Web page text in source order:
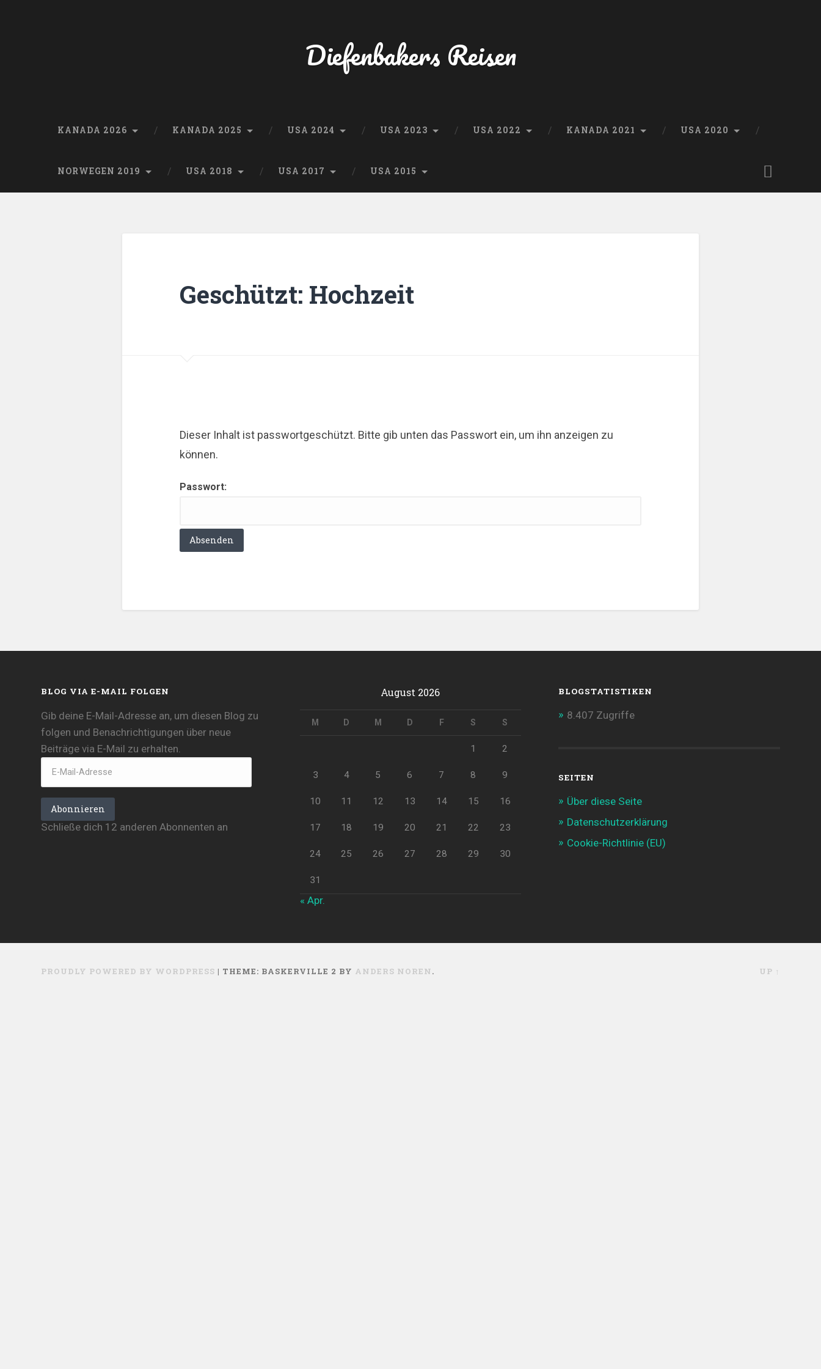
Diefenbakers Reisen
KANADA 2026 KANADA 2025 USA 2024 USA 2023 USA 2022 KANADA 2021 USA 2020
NORWEGEN 2019 USA 2018 USA 2017 USA 2015
Geschützt: Hochzeit
Dieser Inhalt ist passwortgeschützt. Bitte gib unten das Passwort ein, um ihn anzeigen zu
können.
Passwort:
BLOG VIA E-MAIL FOLGEN
Gib deine E-Mail-Adresse an, um diesen Blog zu
folgen und Benachrichtigungen über neue
Beiträge via E-Mail zu erhalten.
E-
Mail-
Abonnieren
Schließe dich 12 anderen Abonnenten an
August 2026
M D M D F S S
1 2
3 4 5 6 7 8 9
10 11 12 13 14 15 16
17 18 19 20 21 22 23
24 25 26 27 28 29 30
31
« Apr.
BLOGSTATISTIKEN
8.407 Zugriffe
SEITEN
Über diese Seite
Datenschutzerklärung
Cookie-Richtlinie (EU)
PROUDLY POWERED BY WORDPRESS | THEME: BASKERVILLE 2 BY ANDERS NOREN. UP ↑